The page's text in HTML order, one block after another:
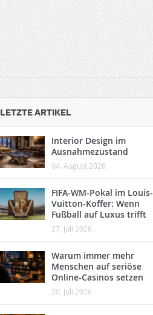
LETZTE ARTIKEL
Interior Design im
Ausnahmezustand
04. August 2026
FIFA-WM-Pokal im Louis-
Vuitton-Koffer: Wenn
Fußball auf Luxus trifft
27. Juli 2026
Warum immer mehr
Menschen auf seriöse
Online-Casinos setzen
20. Juli 2026